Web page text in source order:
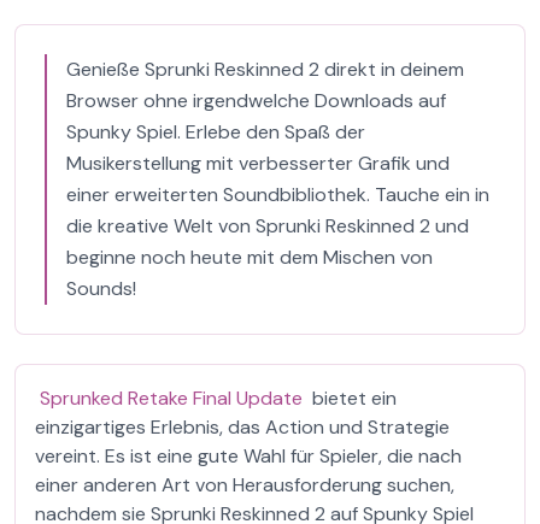
Genieße Sprunki Reskinned 2 direkt in deinem
Browser ohne irgendwelche Downloads auf
Spunky Spiel. Erlebe den Spaß der
Musikerstellung mit verbesserter Grafik und
einer erweiterten Soundbibliothek. Tauche ein in
die kreative Welt von Sprunki Reskinned 2 und
beginne noch heute mit dem Mischen von
Sounds!
Sprunked Retake Final Update bietet ein
einzigartiges Erlebnis, das Action und Strategie
vereint. Es ist eine gute Wahl für Spieler, die nach
einer anderen Art von Herausforderung suchen,
nachdem sie Sprunki Reskinned 2 auf Spunky Spiel